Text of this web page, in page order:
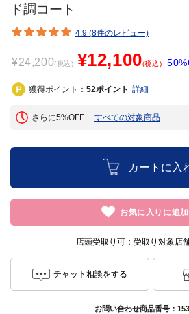
ド調コート
4.9 (8件のレビュー)
¥24,200(税込) ¥12,100(税込)
獲得ポイント： 52ポイント 詳細
さらに5%OFF すべての対象商品
カートに入
お気に入りに追
店頭受取り可： 受取り対象店
チャット相談をする
お問い合わせ商品番号：